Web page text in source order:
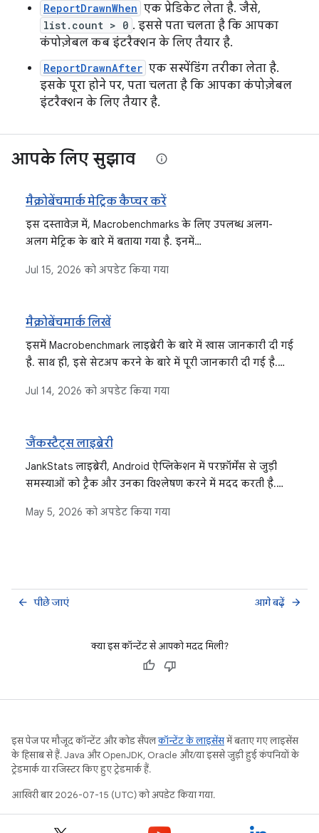
ReportDrawnWhen एक प्रेडिकेट लेता है. जैसे,
list.count > 0 . इससे पता चलता है कि आपका
कंपोज़ेबल कब इंटरैक्शन के लिए तैयार है.
ReportDrawnAfter एक सस्पेंडिंग तरीका लेता है.
इसके पूरा होने पर, पता चलता है कि आपका कंपोज़ेबल
इंटरैक्शन के लिए तैयार है.
आपके लिए सुझाव
मैक्रोबेंचमार्क मेट्रिक कैप्चर करें
इस दस्तावेज़ में, Macrobenchmarks के लिए उपलब्ध अलग-
अलग मेट्रिक के बारे में बताया गया है. इनमें
TraceSectionMetric, और PowerMetric शामिल हैं. इसमें यह भी
Jul 15, 2026 को अपडेट किया गया
मैक्रोबेंचमार्क लिखें
इसमें Macrobenchmark लाइब्रेरी के बारे में खास जानकारी दी गई
है. साथ ही, इसे सेटअप करने के बारे में पूरी जानकारी दी गई है.
की जांच करने के लिए किया जाता है. जैसे, ऐप्लिकेशन स्टार्टअप
Jul 14, 2026 को अपडेट किया गया
जैंकस्टैट्स लाइब्रेरी
JankStats लाइब्रेरी, Android ऐप्लिकेशन में परफ़ॉर्मेंस से जुड़ी
समस्याओं को ट्रैक और उनका विश्लेषण करने में मदद करती है.
होने में बहुत ज़्यादा समय लगता है. यह लाइब्रेरी, जंक ह्युरिस्टिक
May 5, 2026 को अपडेट किया गया
पीछे जाएं
arrow_back आगे बढ़ें arrow_forward
क्या इस कॉन्टेंट से आपको मदद मिली?
इस पेज पर मौजूद कॉन्टेंट और कोड सैंपलकॉन्टेंट के लाइसेंसमें बताए गए लाइसेंस
के हिसाब से हैं. Java और OpenJDK, Oracle और/या इससे जुड़ी हुई कंपनियों के
ट्रेडमार्क या रजिस्टर किए हुए ट्रेडमार्क हैं.
आखिरी बार 2026-07-15 (UTC) को अपडेट किया गया.